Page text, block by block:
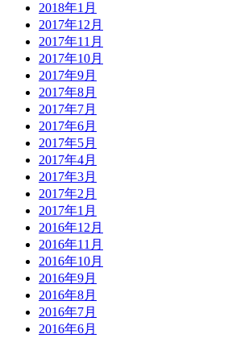
2018年1月
2017年12月
2017年11月
2017年10月
2017年9月
2017年8月
2017年7月
2017年6月
2017年5月
2017年4月
2017年3月
2017年2月
2017年1月
2016年12月
2016年11月
2016年10月
2016年9月
2016年8月
2016年7月
2016年6月